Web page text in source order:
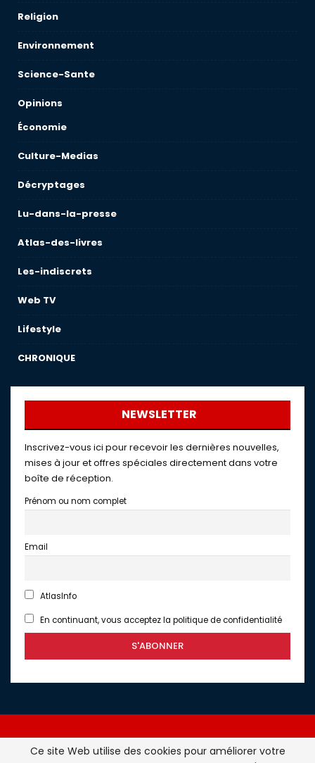
Religion
Environnement
Science-Sante
Opinions
Économie
Culture-Medias
Décryptages
Lu-dans-la-presse
Atlas-des-livres
Les-indiscrets
Web TV
Lifestyle
CHRONIQUE
NEWSLETTER
Inscrivez-vous ici pour recevoir les dernières nouvelles,
mises à jour et offres spéciales directement dans votre
boîte de réception.
Prénom ou nom complet
Email
AtlasInfo
En continuant, vous acceptez la politique de confidentialité
Ce site Web utilise des cookies pour améliorer votre